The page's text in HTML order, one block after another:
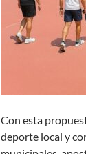
Con esta
deporte local y